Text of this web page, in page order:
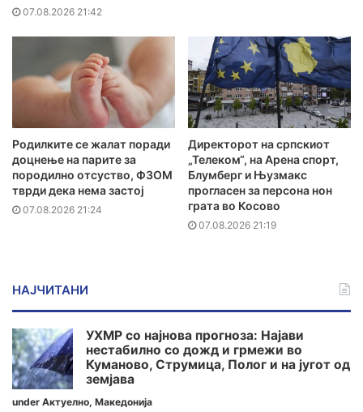
07.08.2026 21:42
Родилките се жалат поради
доцнење на парите за
породилно отсуство, ФЗОМ
тврди дека нема застој
07.08.2026 21:24
Директорот на српскиот
„Телеком“, на Арена спорт,
Блумберг и Њузмакс
прогласен за персона нон
грата во Косово
07.08.2026 21:19
НАЈЧИТАНИ
УХМР со најнова прогноза: Најави
нестабилно со дожд и грмежи во
Куманово, Струмица, Полог и на југот од
земјава
under Актуелно, Македонија